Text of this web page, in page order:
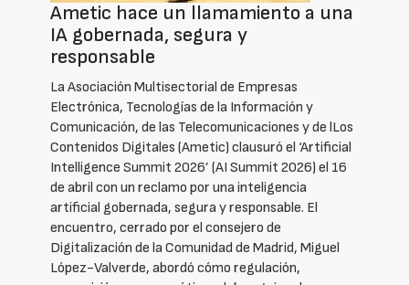
Ametic hace un llamamiento a una
IA gobernada, segura y
responsable
La Asociación Multisectorial de Empresas
Electrónica, Tecnologías de la Información y
Comunicación, de las Telecomunicaciones y de lLos
Contenidos Digitales (Ametic) clausuró el ‘Artificial
Intelligence Summit 2026’ (AI Summit 2026) el 16
de abril con un reclamo por una inteligencia
artificial gobernada, segura y responsable. El
encuentro, cerrado por el consejero de
Digitalización de la Comunidad de Madrid, Miguel
López-Valverde, abordó cómo regulación,